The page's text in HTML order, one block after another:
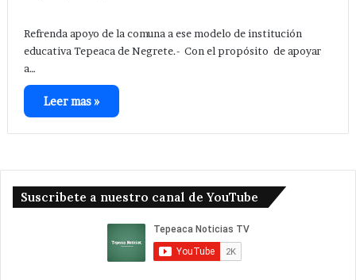
Refrenda apoyo de la comuna a ese modelo de institución
educativa Tepeaca de Negrete.- Con el propósito de apoyar
a…
Leer mas »
Suscribete a nuestro canal de YouTube